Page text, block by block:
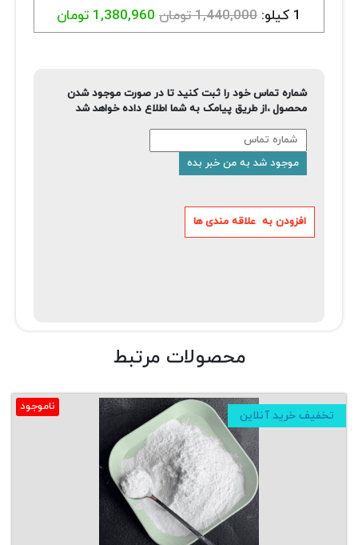
همه محصولات 1 کیلو:
1,440,000 تومان 1,380,960 تومان
شماره تماس خود را ثبت کنید تا در صورت موجود شدن
محصول ،از طریق پیامک به شما اطلاع داده خواهد شد
محصولات مرتبط
ناموجود
تخفیف خرید آنلاین